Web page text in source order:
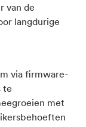
van de
langdurige
via firmware-
te
met